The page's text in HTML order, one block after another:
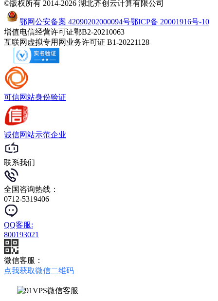
©版权所有 2014-2026 湖北齐创云计算有限公司
鄂网公安备案 42090202000094号鄂ICP备 20001916号-10
增值电信经营许可证鄂B2-20210063
互联网虚拟专用网业务许可证 B1-20221128
可信网站身份验证
诚信网站示范企业
联系我们
全国咨询热线：
0712-5319406
QQ客服:
800193021
微信客服：
点我获取微信二维码